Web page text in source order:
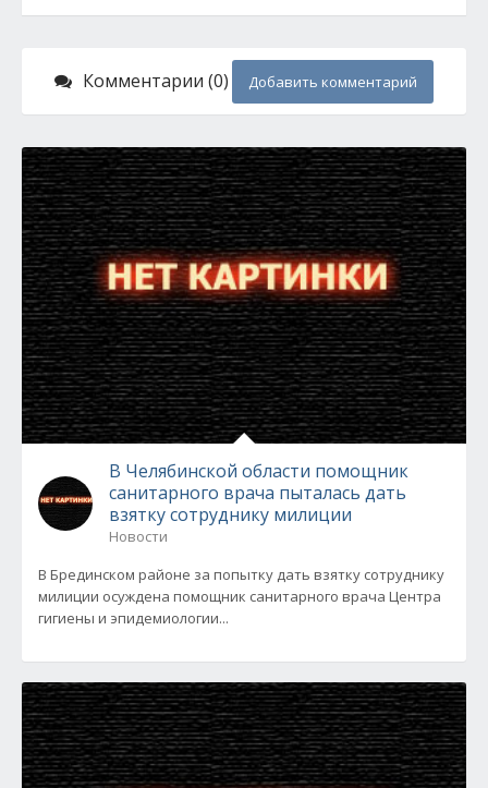
Комментарии (0) Добавить комментарий
В Челябинской области помощник
санитарного врача пыталась дать
взятку сотруднику милиции
Новости
В Брединском районе за попытку дать взятку сотруднику
милиции осуждена помощник санитарного врача Центра
гигиены и эпидемиологии...